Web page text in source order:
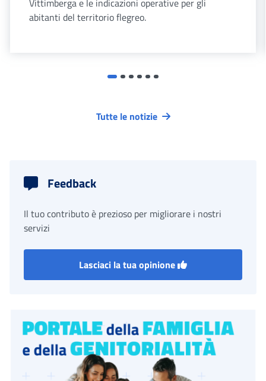
Vittimberga e le indicazioni operative per gli
abitanti del territorio flegreo.
Tutte le notizie
Feedback
Il tuo contributo è prezioso per migliorare i nostri
servizi
Lasciaci la tua opinione